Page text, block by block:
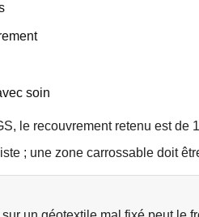
soin
le recouvrement retenu est de
; une zone carrossable doit